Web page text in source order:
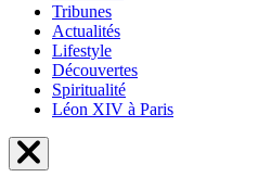
Tribunes
Actualités
Lifestyle
Découvertes
Spiritualité
Léon XIV à Paris